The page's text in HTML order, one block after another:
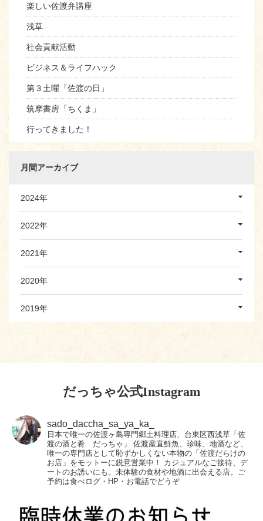
楽しい佐渡弁講座
浅草
社会貢献活動
ビジネス＆ライフハック
第３土曜「佐渡の日」
筑摩書房「ちくま」
行ってきました！
月間アーカイブ
2024年
2022年
2021年
2020年
2019年
だっちゃ公式Instagram
sado_daccha_sa_ya_ka_
日本で唯一の佐渡ヶ島専門郷土料理店、台東区西浅草「佐
渡の酒と肴 だっちゃ」
佐渡産直鮮魚、珍味、地酒など、
唯一の専門店として恥ずかしくない本物の「佐渡だらけの
お店」をモットーに鋭意営業中！
カジュアルなご接待、デ
ートのお誘いにも。未体験の食材や地酒に出会える店。ご
予約は食べログ・HP・お電話でどうぞ